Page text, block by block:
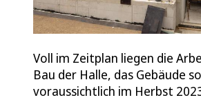
Voll im Zeitplan liegen die
Bau der Halle, das Gebäude
voraussichtlich im Herbst